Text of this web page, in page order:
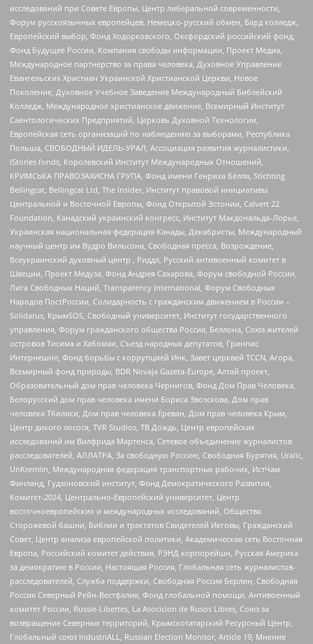
исследований при Совете Европы, Центр либеральной современности,
Форум русскоязычных европейцев, Немецко-русский обмен, Бард колледж,
Европейский выбор, Фонд Ходорковского, Оксфордский российский фонд,
Фонд Будущее России, Компания свободы информации, Проект Медиа,
Международное партнерство за права человека, Духовное Управление
Евангельских Христиан Украинской Христианской Церкви, Новое
Поколение, Духовное Учебное Заведение Международный Библейский
Колледж, Международное христианское движение, Всемирный Институт
Саентологических Предприятий, Церковь Духовной Технологии,
Европейская сеть организаций по наблюдению за выборами, Республика
Польша, СВОБОДНЫЙ ИДЕЛЬ-УРАЛ, Ассоциация развития журналистики,
IStories fonds, Королевский Институт Международных Отношений,
КРИМСЬКА ПРАВОЗАХИСНА ГРУПА, Фонд имени Генриха Бёлля, Stichting
Bellingcat, Bellingcat Ltd, The Insider, Институт правовой инициативы
Центральной и Восточной Европы, Фонд Открытой Эстонии, Calvert 22
Foundation, Канадский украинский конгресс, Институт Макдональда-Лорье,
Украинская национальная федерация Канады, Декабристы, Международный
научный центр им Вудро Вильсона, Свободная пресса, Возрождение,
Всеукраинский духовный центр , Риддл, Русский антивоенный комитет в
Швеции, Проект Медуза, Фонд Андрея Сахарова, Форум свободной России,
Лига Свободных Наций, Transparеncy International, Форум Свободных
Народов ПостРоссии, Солидарность с гражданским движением в России –
Solidarus, КрымSOS, Свободный университет, Институт государственного
управления, Форум гражданского общества Россия, Беллона, Союз жителей
островов Тисима и Хабомаи, Съезд народных депутатов, Гринпис
Интернешнл, Фонд борьбы с коррупцией Инк, Завет церквей TCCN, Агора,
Всемирный фонд природы, BDR Novaja Gazeta-Europe, Алтай проект,
Образовательный дом прав человека Чернигов, Фонд Дом Прав Человека,
Белорусский дом прав человека имени Бориса Звозскова, Дом прав
человека Тбилиси, Дом прав человека Ереван, Дом прав человека Крым,
Центр дикого лосося, TVR Studios, ТВ Дождь, Центр европейских
исследований им Вилфрида Мартенса, Сетевое объединение журналистов
расследователей, АЛЛАТРА, За свободную Россию, Свободная Бурятия, Uralic,
UnKremlin, Международная федерация транспортных рабочих, ИстЧам
Финланд, Гудзоновский институт, Фонд Демократического Развития,
Комитет-2024, Центрально-Европейский университет, Центр
восточноевропейских и международных исследований, Общество
Сторожевой башни, Библии и трактатов Свидетелей Иеговы, Гражданский
Совет, Центр анализа европейской политики, Академическая сеть Восточная
Европа, Российский комитет действия, РЭНД корпорейшн, Русская Америка
за демократию в России, Настоящая Россия, Глобальная сеть журналистов-
расследователей, Служба поддержки, Свободная Россия Берлин, Свободная
Россия Северный Рейн-Вестфалия, Фонд глобальной помощи, Антивоенный
комитет России, Russie-Libertes, La Asocicion de Rusos Libres, Союз за
возвращение Северных территорий, Крымскотатарский Ресурсный Центр,
Глобальный союз IndustriALL, Russian Election Monitor, Article 19, Мнение